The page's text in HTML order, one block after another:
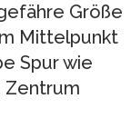
Größe
Mittelpunkt
Spur wie
Zentrum